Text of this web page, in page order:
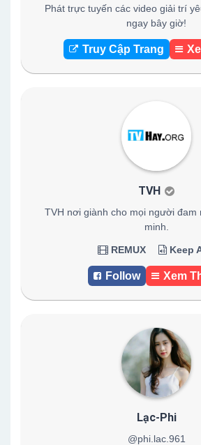
Phát trực tuyến các video giải trí
ngay bây giờ!
Truy Cập Trang
TVH
TVH nơi giành cho mọi người đam
minh.
REMUX Keep
Follow Xem
Lạc-Phi
@phi.lac.961